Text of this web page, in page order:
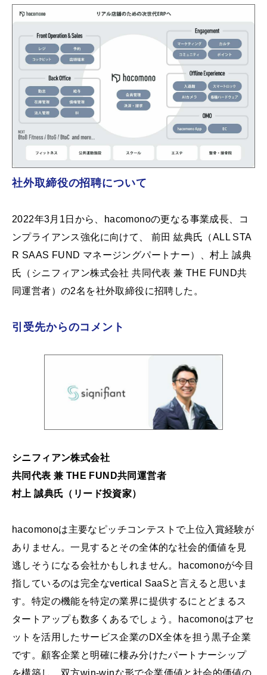
社外取締役の招聘について
2022年3月1日から、hacomonoの更なる事業成長、コ
ンプライアンス強化に向けて、 前田 紘典氏（ALL STA
R SAAS FUND マネージングパートナー）、村上 誠典
氏（シニフィアン株式会社 共同代表 兼 THE FUND共
同運営者）の2名を社外取締役に招聘した。
引受先からのコメント
シニフィアン株式会社
共同代表 兼 THE FUND共同運営者
村上 誠典氏（リード投資家）
hacomonoは主要なピッチコンテストで上位入賞経験が
ありません。一見するとその全体的な社会的価値を見
逃しそうになる会社かもしれません。hacomonoが今目
指しているのは完全なvertical SaaSと言えると思いま
す。特定の機能を特定の業界に提供するにとどまるス
タートアップも数多くあるでしょう。hacomonoはアセ
ットを活用したサービス企業のDX全体を担う黒子企業
です。顧客企業と明確に棲み分けたパートナーシップ